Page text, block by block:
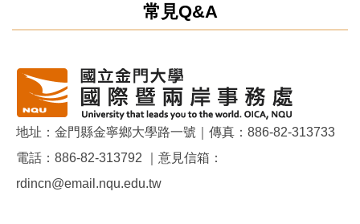
常見Q&A
地址：金門縣金寧鄉大學路一號｜傳真：886-82-313733
電話：886-82-313792 ｜意見信箱：
rdincn@email.nqu.edu.tw